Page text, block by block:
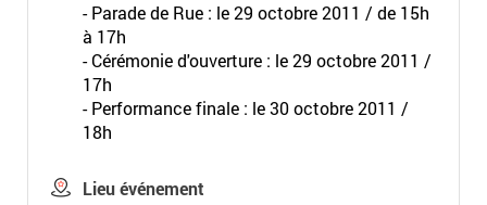
- Parade de Rue : le 29 octobre 2011 / de 15h
à 17h
- Cérémonie d'ouverture : le 29 octobre 2011 /
17h
- Performance finale : le 30 octobre 2011 /
18h
Lieu événement